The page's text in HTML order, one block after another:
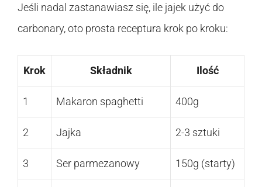
Jeśli nadal zastanawiasz się, ile jajek użyć do
carbonary, oto prosta receptura krok po kroku:
Krok Składnik Ilość
1 Makaron spaghetti 400g
2 Jajka 2-3 sztuki
3 Ser parmezanowy 150g (starty)